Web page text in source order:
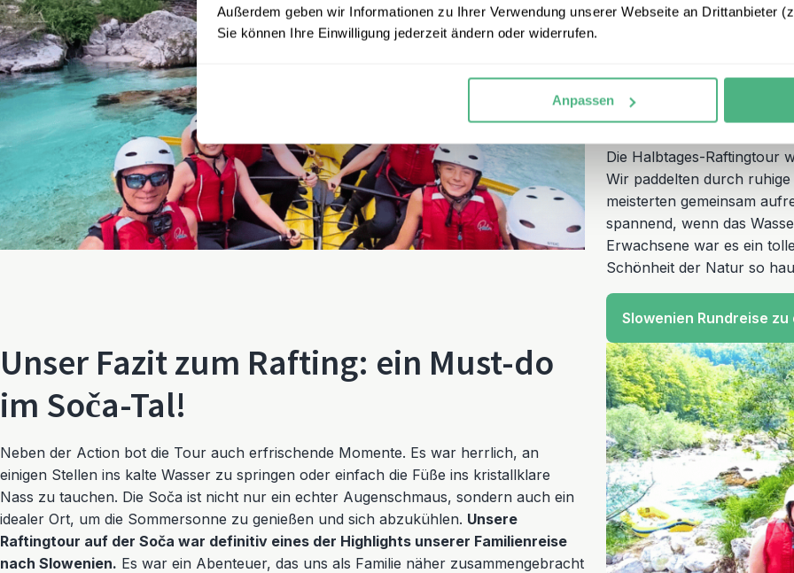
Außerdem geben wir Informationen zu Ihrer Verwendung unserer Webseite an Drittanbieter
Sie können Ihre Einwilligung jederzeit ändern oder widerrufen.
Anpassen
Luka, der mit seiner
Er
sorgte auch dafür, dass
Tour sowohl abenteuerlich
erzählte er uns während
Region und die Soča.
Die Halbtages-Raftingtour
Wir paddelten durch
meisterten gemeinsam
spannend, wenn das
Erwachsene war es ein
Schönheit der Natur so
Slowenien Rundreise
Unser Fazit zum Rafting: ein Must-do
im Soča-Tal!
Neben der Action bot die Tour auch erfrischende Momente. Es war herrlich, an
einigen Stellen ins kalte Wasser zu springen oder einfach die Füße ins kristallklare
Nass zu tauchen. Die Soča ist nicht nur ein echter Augenschmaus, sondern auch ein
idealer Ort, um die Sommersonne zu genießen und sich abzukühlen. Unsere
Raftingtour auf der Soča war definitiv eines der Highlights unserer Familienreise
nach Slowenien. Es war ein Abenteuer, das uns als Familie näher zusammengebracht